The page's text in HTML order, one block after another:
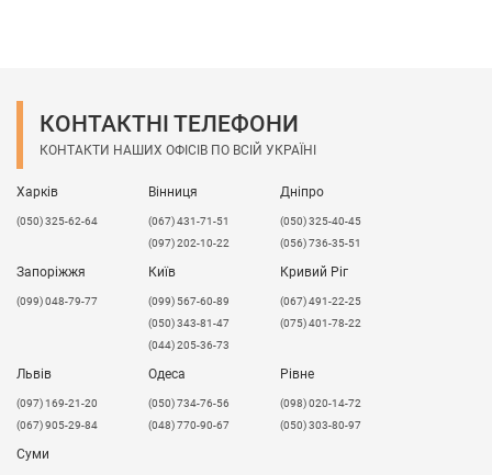
КОНТАКТНІ ТЕЛЕФОНИ
КОНТАКТИ НАШИХ ОФІСІВ ПО ВСІЙ УКРАЇНІ
Харків
(050) 325-62-64
Вінниця
(067) 431-71-51
(097) 202-10-22
Дніпро
(050) 325-40-45
(056) 736-35-51
Запоріжжя
(099) 048-79-77
Київ
(099) 567-60-89
(050) 343-81-47
(044) 205-36-73
Кривий Ріг
(067) 491-22-25
(075) 401-78-22
Львів
​(097) 169-21-20
(067) 905-29-84
Одеса
(050) 734-76-56
(048) 770-90-67
Рівне
(098) 020-14-72
(050) 303-80-97
Суми